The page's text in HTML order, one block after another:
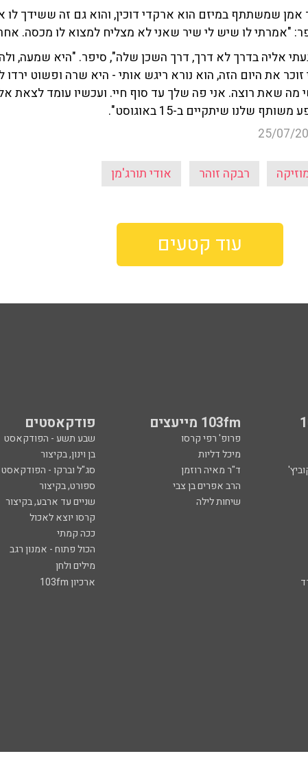
אמן שמשתתף במיזם הוא ארקדי דוכין, והוא גם זה ששידך לו
"אמרתי לו שיש לי שיר שאני לא מצליח למצוא לו מכסה.
אליה בדרך לא דרך, דרך השכן שלה", סיפר. "היא שמעה,
זוכר את היום הזה, הוא נורא ריגש אותי - היא שרה ופשוט
מה שאת רוצה. אני פה שלך עד סוף חיי. ועכשיו עומד לצאת
משותף שלנו שיתקיים ב-15 באוגוסט".
25/07/
רבקה זוהר אודי תורג'מן
עוד קטעים
103fm מייעצים פודקאסטים
פרופ' רפי קרסו שבע תשע - הפודקאסט
מיכל דליות בן וינון, בקיצור
ד"ר מאיה רוזמן סג"ל וברקו - הפודקאסט
הרב אפרים בן צבי ספורט, בקיצור
שיחות לילה שניים עד ארבע, בקיצור
קרסו יוצא לאכול
ככה קמתי
הכול פתוח - אמנון רגב
מילים ולחן
ארכיון 103fm